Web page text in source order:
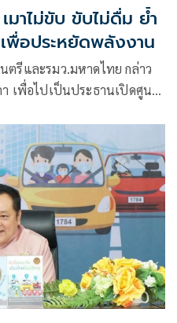
มาตรการ 'Car pools' เพื่อประหยัดพลังงาน
รีและรมว.มหาดไทย กล่าว
า เพื่อไปเป็นประธานเปิดศูนย์